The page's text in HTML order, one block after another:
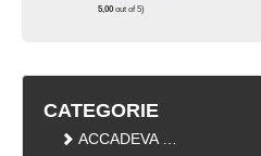
5,00 out of 5)
CATEGORIE
ACCADEVA …